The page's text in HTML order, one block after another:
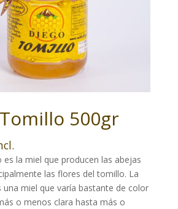
500gr
la miel que producen las abejas
las flores del tomillo. La
miel que varía bastante de color
o menos clara hasta más o